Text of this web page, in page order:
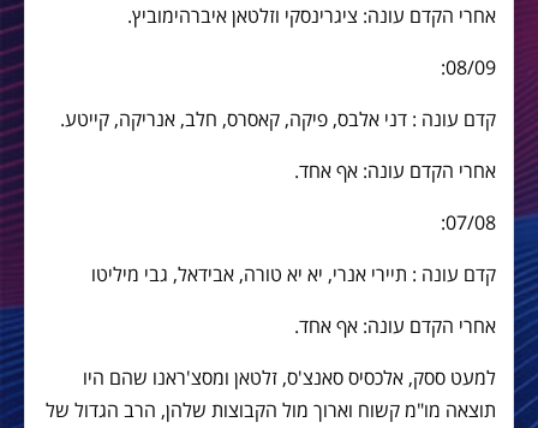
אחרי הקדם עונה: ציגרינסקי וזלטאן איברהימוביץ.
08/09:
קדם עונה : דני אלבס, פיקה, קאסרס, חלב, אנריקה, קייטע.
אחרי הקדם עונה: אף אחד.
07/08:
קדם עונה : תיירי אנרי, יא יא טורה, אבידאל, גבי מיליטו
אחרי הקדם עונה: אף אחד.
למעט ססק, אלכסיס סאנצ'ס, זלטאן ומסצ'ראנו שהם היו
תוצאה מו"מ קשוח וארוך מול הקבוצות שלהן, הרב הגדול של